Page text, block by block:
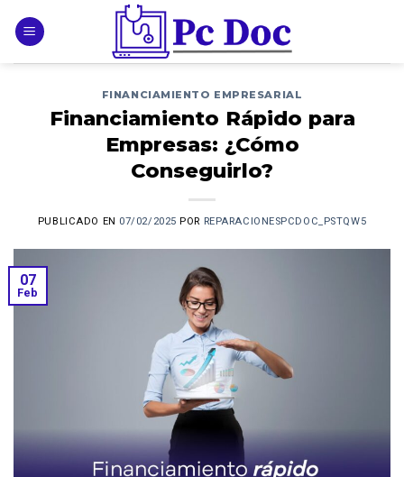
FINANCIAMIENTO EMPRESARIAL
Financiamiento Rápido para
Empresas: ¿Cómo
Conseguirlo?
PUBLICADO EN 07/02/2025 POR REPARACIONESPCDOC_PSTQW5
07
Feb